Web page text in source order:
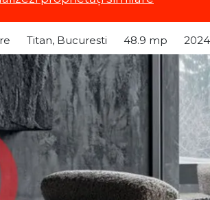
Titan, Bucuresti 48.9 mp 2024